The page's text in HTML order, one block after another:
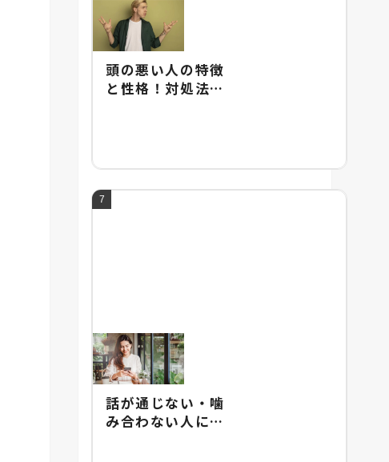
頭の悪い人の特徴
と性格！対処法と
話が通じない・噛
み合わない人にあ